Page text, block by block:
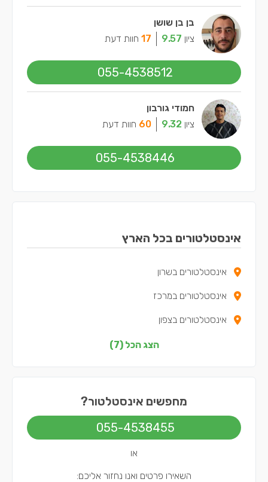
בן בן שושן
ציון 9.57
17 חוות דעת
055-4538512
חמודי גורבון
ציון 9.32
60 חוות דעת
055-4538446
אינסטלטורים בכל הארץ
אינסטלטורים בשרון
אינסטלטורים במרכז
אינסטלטורים בצפון
אינסטלטורים בדרום
אינסטלטורים בשפלה
אינסטלטורים בתל אביב
הצג הכל (7)
מחפשים אינסטלטור?
055-4538455
או
השאירו פרטים ואנו נחזור אליכם: